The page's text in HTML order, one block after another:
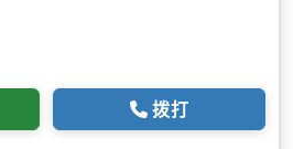
拨打